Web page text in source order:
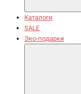
Каталоги
SALE
Эко-подарки